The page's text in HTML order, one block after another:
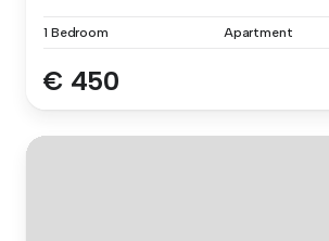
1 Bedroom Apartment
€ 450